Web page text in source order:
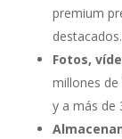
premium
destacados.
Fotos,
millones
y a más de